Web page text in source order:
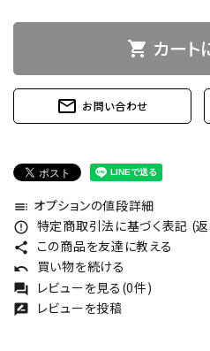
shopping_cart カート
mail_outline お問い合わせ
toc オプションの値段詳細
error_outline 特定商取引法に基づく表記 (
share この商品を友達に教える
undo 買い物を続ける
forum レビューを見る(0件)
rate_review レビューを投稿